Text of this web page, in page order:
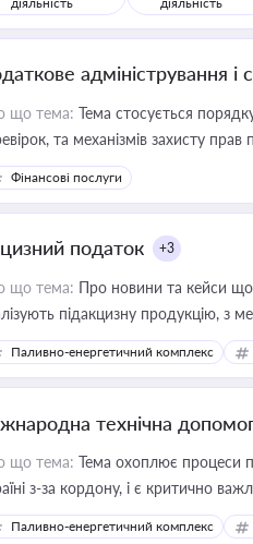
адміністрування
що тема: Тема стосується
та механізмів захисту прав
Фінансові послуги
податок +3
що тема: Про новини та кейси
підакцизну продукцію, з
Паливно-енергетичний комплекс
технічна
що тема: Тема охоплює процеси
з-за кордону, і є критично
проєктів
Паливно-енергетичний комплекс